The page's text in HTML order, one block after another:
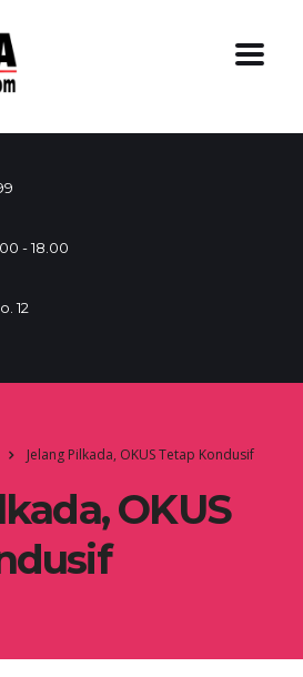
- 18.00
12
Jelang Pilkada, OKUS Tetap Kondusif
OKUS